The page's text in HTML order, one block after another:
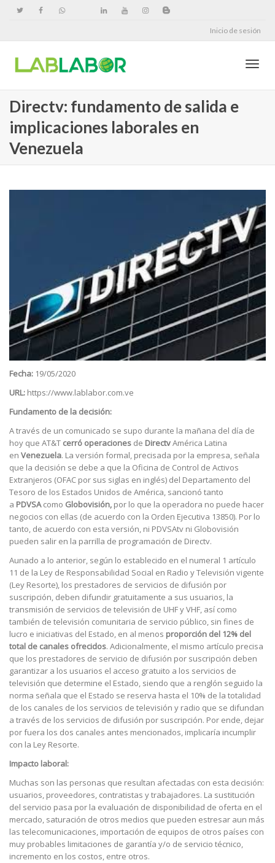
Inicio de sesión
Directv: fundamento de salida e
implicaciones laborales en
Venezuela
Fecha: 19/05/2020
URL: https://www.lablabor.com.ve
Fundamento de la decisión:
A través de un comunicado se supo durante la mañana del día de
hoy que AT&T cerró operaciones de DirectvAmérica Latina
en Venezuela. La versión formal, precisada por la empresa, señala
que la decisión se debe a que la Oficina de Control de Activos
Extranjeros (OFAC por sus siglas en inglés) del Departamento del
Tesoro de los Estados Unidos de América, sancionó tanto
a PDVSAcomo Globovisión, por lo que la operadora no puede hacer
negocios con ellas (de acuerdo con la Orden Ejecutiva 13850). Por lo
tanto, de acuerdo con esta versión, ni PDVSAtv ni Globovisión
pueden salir en la parrilla de programación de Directv.
Aunado a lo anterior, según lo establecido en el numeral 1 artículo
11 de la Ley de Responsabilidad Social en Radio y Televisión vigente
(Ley Resorte), los prestadores de servicios de difusión por
suscripción, deben difundir gratuitamente a sus usuarios, la
transmisión de servicios de televisión de UHF y VHF, así como
también de televisión comunitaria de servicio público, sin fines de
lucro e iniciativas del Estado, en al menos proporción del 12% del
total de canales ofrecidos. Adicionalmente, el mismo artículo precisa
que los prestadores de servicio de difusión por suscripción deben
garantizar a los usuarios el acceso gratuito a los servicios de
televisión que determine el Estado, siendo que a renglón seguido la
norma señala que el Estado se reserva hasta el 10% de la totalidad
de los canales de los servicios de televisión y radio que se difundan
a través de los servicios de difusión por suscripción. Por ende, dejar
por fuera los dos canales antes mencionados, implicaría incumplir
con la Ley Resorte.
Impacto laboral:
Muchas son las personas que resultan afectadas con esta decisión:
usuarios, proveedores, contratistas y trabajadores. La sustitución
del servicio pasa por la evaluación de disponibilidad de oferta en el
mercado, saturación de otros medios que pueden estresar aun más
las telecomunicaciones, importación de equipos de otros países con
muy probables limitaciones de garantía y/o de servicio técnico,
incremento en los costos, entre otros.